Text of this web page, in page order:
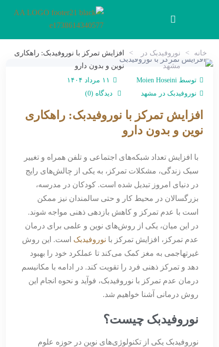
خانه >
نوروفیدبک در
مشهد
>
افزایش تمرکز با نوروفیدبک: راهکاری
نوین و بدون دارو
توسط Moien Hoseini
۱۱ مرداد ۱۴۰۴
نوروفیدبک در مشهد
دیدگاه (0)
افزایش تمرکز با نوروفیدبک: راهکاری
نوین و بدون دارو
با افزایش تعداد شبکه‌های اجتماعی و تلفن همراه و تغییر
سبک زندگی، مشکلات تمرکز، به یکی از چالش‌های رایج
در دنیای امروز تبدیل شده است. کودکان در مدرسه،
بزرگسالان در محیط کار و حتی سالمندان نیز ممکن
است با عدم تمرکز و کاهش بازدهی ذهنی مواجه شوند.
در این میان، یکی از روش‌های نوین و علمی برای درمان
عدم تمرکز، افزایش تمرکز با نوروفیدبک است. این روش
غیرتهاجمی به مغز کمک می‌کند تا عملکرد خود را بهبود
دهد و تمرکز ذهنی فرد را تقویت کند. در ادامه با مکانیسم
درمان عدم تمرکز با نوروفیدبک، فوآید و نحوه انجام این
روش درمانی آشنا خواهیم شد.
نوروفیدبک چیست؟
نوروفیدبک یکی از تکنولوژی‌های نوین در حوزه علوم